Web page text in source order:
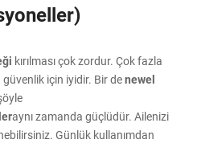
kırılması çok zordur. Çok fazla
için iyidir. Bir denewel
aynı zamanda güçlüdür. Ailenizi
Günlük kullanımdan